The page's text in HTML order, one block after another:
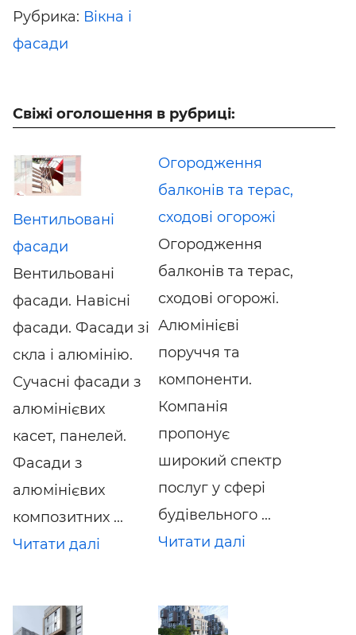
Рубрика: Вікна і
фасади
Свіжі оголошення в рубриці:
Вентильовані
фасади
Вентильовані
фасади. Навісні
фасади. Фасади зі
скла і алюмінію.
Сучасні фасади з
алюмінієвих
касет, панелей.
Фасади з
алюмінієвих
композитних ...
Читати далі
Огородження
балконів та терас,
сходові огорожі
Огородження
балконів та терас,
сходові огорожі.
Алюмінієві
поруччя та
компоненти.
Компанія
пропонує
широкий спектр
послуг у сфері
будівельного ...
Читати далі